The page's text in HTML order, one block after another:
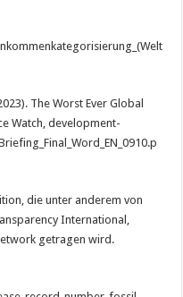
The Worst Ever Global
Watch, development-
die unter anderem von
International,
getragen wird.